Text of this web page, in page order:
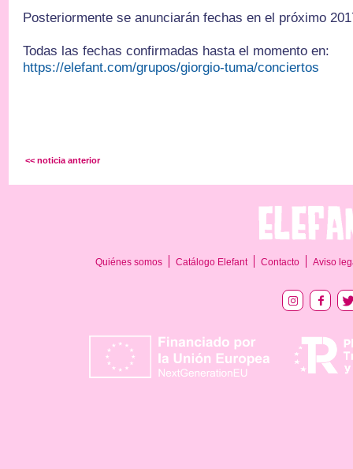
Posteriormente se anunciarán fechas en el próximo
Todas las fechas confirmadas hasta el momento en:
https://elefant.com/grupos/giorgio-tuma/conciertos
<< noticia anterior
Quiénes somos Catálogo Elefant Contacto Aviso